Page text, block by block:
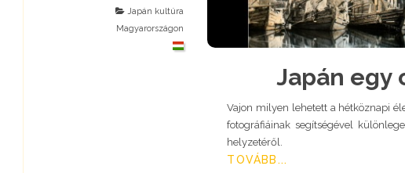
Japán kultúra
Magyarországon
Japán egy
Vajon milyen lehetett a hétköznapi
fotográfiáinak segítségével
helyzetéről.
TOVÁBB...